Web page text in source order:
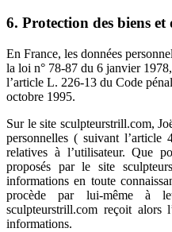
6. Protection des biens et
En France, les données
la loi n° 78-87 du 6 janvier
l’article L. 226-13 du Code
octobre 1995.
Sur le site sculpteurstrill.com,
personnelles ( suivant
relatives à l’utilisateur. Que
proposés par le site
informations en toute
procède par lui-même à
sculpteurstrill.com reçoit
informations.